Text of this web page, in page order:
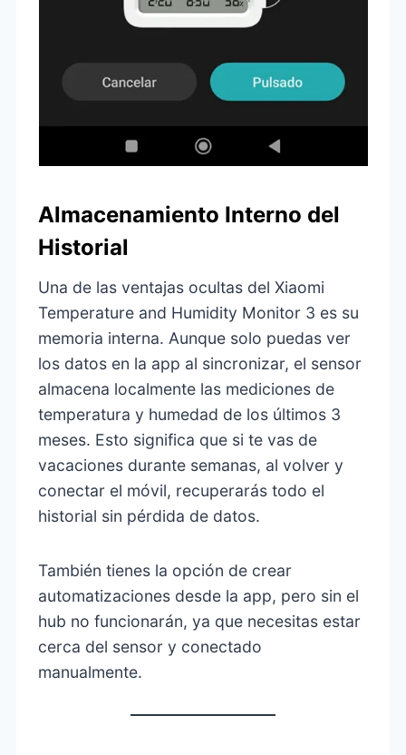
Almacenamiento Interno del
Historial
Una de las ventajas ocultas del Xiaomi
Temperature and Humidity Monitor 3 es su
memoria interna. Aunque solo puedas ver
los datos en la app al sincronizar, el sensor
almacena localmente las mediciones de
temperatura y humedad de los últimos 3
meses. Esto significa que si te vas de
vacaciones durante semanas, al volver y
conectar el móvil, recuperarás todo el
historial sin pérdida de datos.
También tienes la opción de crear
automatizaciones desde la app, pero sin el
hub no funcionarán, ya que necesitas estar
cerca del sensor y conectado
manualmente.